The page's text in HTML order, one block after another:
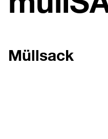
Müllsack